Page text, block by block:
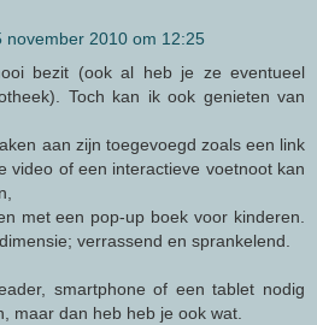
november 2010 om 12:25
bezit (ook al heb je ze eventueel
Toch kan ik ook genieten van
aan zijn toegevoegd zoals een link
video of een interactieve voetnoot kan
met een pop-up boek voor kinderen.
verrassend en sprankelend.
smartphone of een tablet nodig
maar dan heb heb je ook wat.